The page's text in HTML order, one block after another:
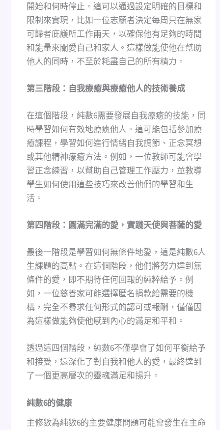
開始和何時停止。這可以通過設定明確的目標和
限制來實現，比如一位志願者決定每周只在無家
可歸者庇護所工作兩天，以確保他有足夠的時間
和能量來關愛自己和家人。這樣做能使他在幫助
他人的同時，不至於耗盡自己的所有精力。
第三階段：自我療癒與療癒他人的技術養成
在這個階段，純數6需要發展自我療癒的技能，同
時學習如何有效地療癒他人。這可能包括參加療
癒課程，學習如何進行情緒自我調節、正念冥想
或其他精神療癒方法。例如，一位教師可能會學
習正念練習，以幫助自己管理工作壓力，並教導
學生如何使用這些技巧來改善他們的學習和生
活。
第四階段：圓滿完滿的愛，實踐天使與菩薩的愛
最後一階段是學習如何無條件地愛，這是純數6人
生課題的高點。在這個階段，他們將努力達到無
條件的愛，即不期待任何回報的純粹給予。例
如，一位慈善家可能選擇匿名捐款給需要的機
構，完全不尋求任何形式的認可或報酬，僅僅因
為這樣做能夠使他感到內心的滿足和平和。
透過這四個階段，純數6不僅學會了如何平衡給予
和接受，還深化了對自我和他人的愛，最終達到
了一個更高層次的靈魂滿足和揚升。
純數6的健康
主修數為純數6的主要健康問題可能會發生在主命